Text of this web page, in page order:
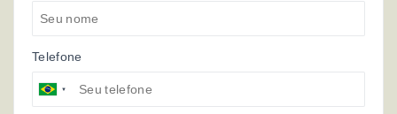
Telefone